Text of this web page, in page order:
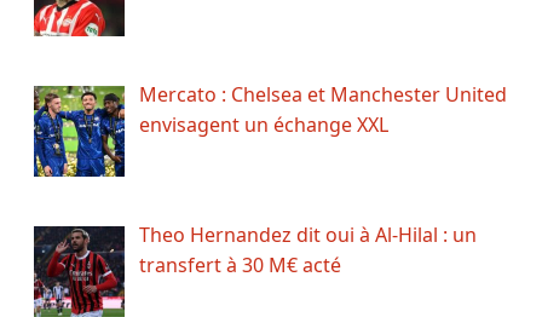
Mercato : Chelsea et Manchester United
envisagent un échange XXL
Theo Hernandez dit oui à Al-Hilal : un
transfert à 30 M€ acté